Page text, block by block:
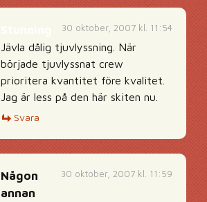
30 oktober, 2007 kl. 11:54
Jävla dålig tjuvlyssning. När
började tjuvlyssnat crew
prioritera kvantitet före kvalitet.
Jag är less på den här skiten nu.
Svara
30 oktober, 2007 kl. 11:59
Någon
annan